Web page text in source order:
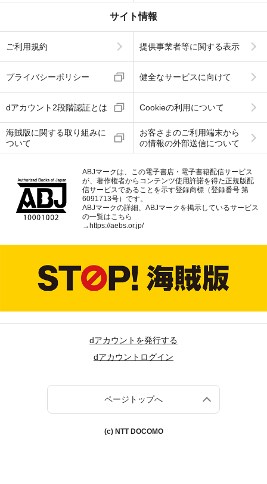
サイト情報
ご利用規約 提供事業者等に関する表示
プライバシーポリシー 健全なサービスに向けて
dアカウント2段階認証とは Cookieの利用について
海賊版に関する取り組みに
ついて
お客さまのご利用端末から
の情報の外部送信について
ABJマークは、この電子書店・電子書籍配信サービス
が、著作権者からコンテンツ使用許諾を得た正規版配
信サービスであることを示す登録商標（登録番号 第
6091713号）です。
ABJマークの詳細、ABJマークを掲示しているサービス
の一覧はこちら
→ https://aebs.or.jp/
dアカウントを発行する
dアカウントログイン
ページトップへ
(c) NTT DOCOMO